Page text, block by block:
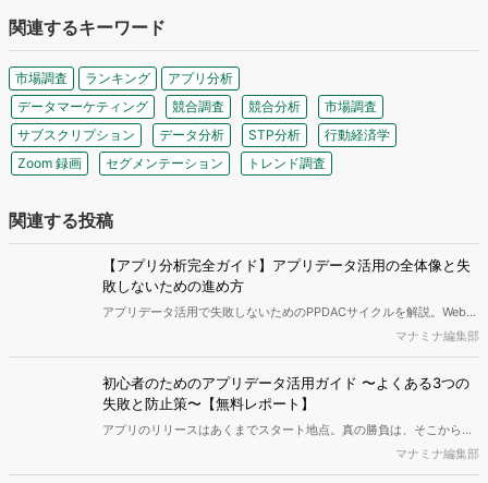
関連するキーワード
市場調査 ランキング
アプリ分析
データマーケティング
競合調査 競合分析
市場調査
サブスクリプション
データ分析 STP分析
行動経済学
Zoom 録画
セグメンテーション トレンド調査
関連する投稿
【アプリ分析完全ガイド】アプリデータ活用の全体像と失
敗しないための進め方
アプリデータ活用で失敗しないためのPPDACサイクルを解説。Webサ
イトとアプリの計測構造の違いや、計測設計書の作り方、UATの重要
性まで、実務担当者が知るべき全体像と手順をわかりやすく紹介しま
す。
マナミナ編集部
初心者のためのアプリデータ活用ガイド 〜よくある3つの
失敗と防止策〜【無料レポート】
アプリのリリースはあくまでスタート地点。真の勝負は、そこからユ
ーザーをどう理解し、改善し続けられるかにあります。しかし、いざ
分析しようとしても「どうデータを活用していいかが分からない」
マナミナ編集部